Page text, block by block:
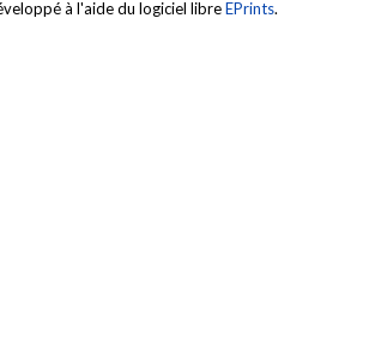
à l'aide du logiciel libreEPrints.